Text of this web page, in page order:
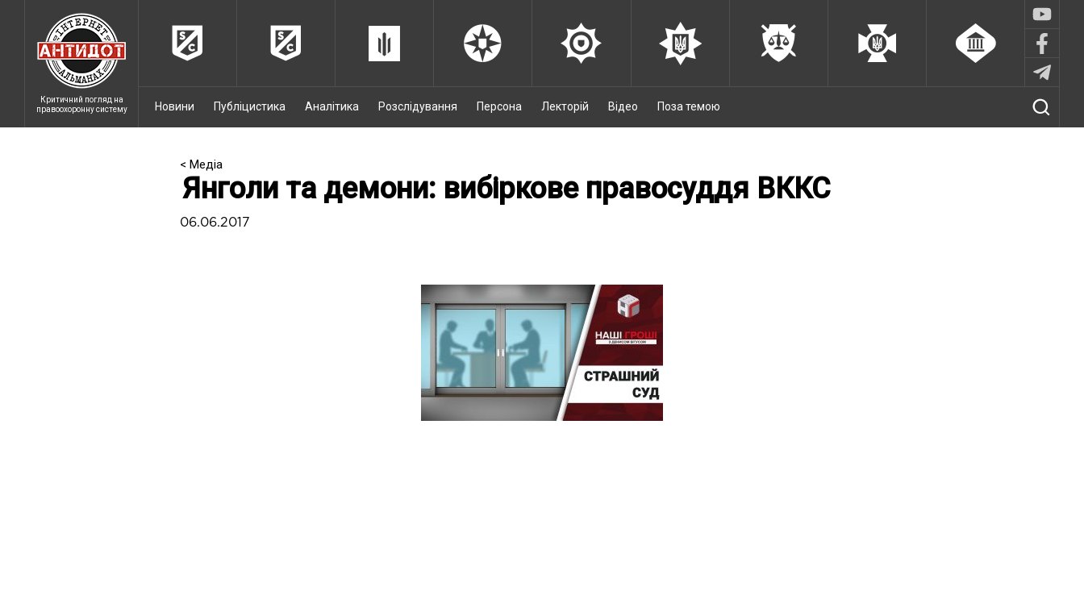
Критичний погляд на
правоохоронну систему
Новини Публіцистика Аналітика Розслідування Персона Лекторій Відео Поза темою
< Медіа
Янголи та демони: вибіркове правосуддя ВККС
06.06.2017